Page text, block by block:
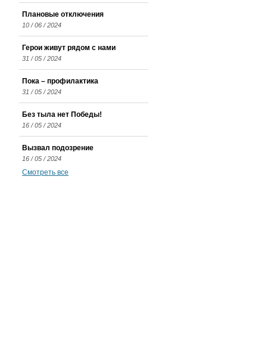
Плановые отключения
10 / 06 / 2024
Герои живут рядом с нами
31 / 05 / 2024
Пока – профилактика
31 / 05 / 2024
Без тыла нет Победы!
16 / 05 / 2024
Вызвал подозрение
16 / 05 / 2024
Смотреть все